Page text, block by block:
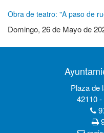
Obra de teatro: "A paso de
Domingo, 26 de Mayo de
Plaza de
42110